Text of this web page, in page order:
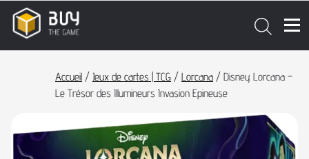
Accueil / Jeux de cartes | TCG / Lorcana / Disney Lorcana –
Le Trésor des Illumineurs Invasion Epineuse